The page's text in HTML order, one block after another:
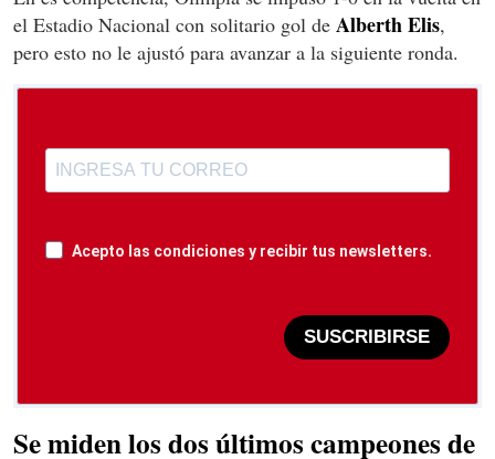
el Estadio Nacional con solitario gol de Alberth Elis,
pero esto no le ajustó para avanzar a la siguiente ronda.
Acepto las condiciones y recibir tus newsletters.
SUSCRIBIRSE
Se miden los dos últimos campeones de